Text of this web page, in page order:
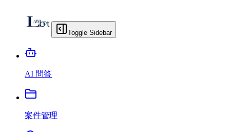
Toggle Sidebar
AI 問答
案件管理